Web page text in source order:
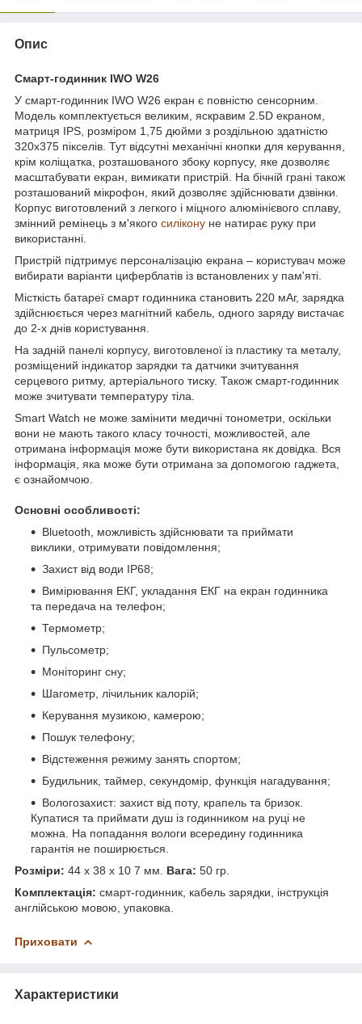
Опис
Смарт-годинник IWO W26
У смарт-годинник IWO W26 екран є повністю сенсорним.
Модель комплектується великим, яскравим 2.5D екраном,
матриця IPS, розміром 1,75 дюйми з роздільною здатністю
320x375 пікселів. Тут відсутні механічні кнопки для керування,
крім коліщатка, розташованого збоку корпусу, яке дозволяє
масштабувати екран, вимикати пристрій. На бічній грані також
розташований мікрофон, який дозволяє здійснювати дзвінки.
Корпус виготовлений з легкого і міцного алюмінієвого сплаву,
змінний ремінець з м'якого силікону не натирає руку при
використанні.
Пристрій підтримує персоналізацію екрана – користувач може
вибирати варіанти циферблатів із встановлених у пам'яті.
Місткість батареї смарт годинника становить 220 мАг, зарядка
здійснюється через магнітний кабель, одного заряду вистачає
до 2-х днів користування.
На задній панелі корпусу, виготовленої із пластику та металу,
розміщений індикатор зарядки та датчики зчитування
серцевого ритму, артеріального тиску. Також смарт-годинник
може зчитувати температуру тіла.
Smart Watch не може замінити медичні тонометри, оскільки
вони не мають такого класу точності, можливостей, але
отримана інформація може бути використана як довідка. Вся
інформація, яка може бути отримана за допомогою гаджета,
є ознайомчою.
Основні особливості:
Bluetooth, можливість здійснювати та приймати
виклики, отримувати повідомлення;
Захист від води IP68;
Вимірювання ЕКГ, укладання ЕКГ на екран годинника
та передача на телефон;
Термометр;
Пульсометр;
Моніторинг сну;
Шагометр, лічильник калорій;
Керування музикою, камерою;
Пошук телефону;
Відстеження режиму занять спортом;
Будильник, таймер, секундомір, функція нагадування;
Вологозахист: захист від поту, крапель та бризок.
Купатися та приймати душ із годинником на руці не
можна. На попадання вологи всередину годинника
гарантія не поширюється.
Розміри: 44 х 38 х 10 7 мм. Вага: 50 гр.
Комплектація: смарт-годинник, кабель зарядки, інструкція
англійською мовою, упаковка.
Приховати
Характеристики